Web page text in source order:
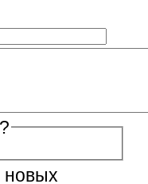
новых